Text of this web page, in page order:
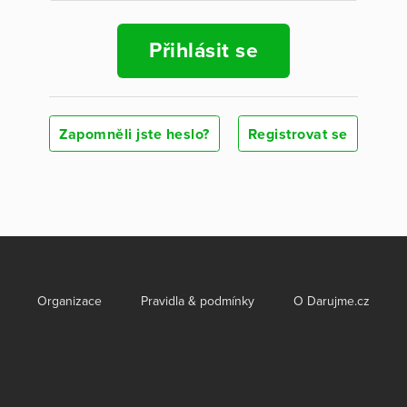
Přihlásit se
Zapomněli jste heslo? Registrovat se
Organizace Pravidla & podmínky O Darujme.cz